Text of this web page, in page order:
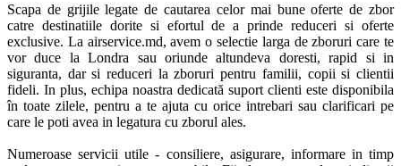
Scapa de grijile legate de cautarea celor mai bune oferte de zbor
catre destinatiile dorite si efortul de a prinde reduceri si oferte
exclusive. La airservice.md, avem o selectie larga de zboruri care te
vor duce la Londra sau oriunde altundeva doresti, rapid si in
siguranta, dar si reduceri la zboruri pentru familii, copii si clientii
fideli. In plus, echipa noastra dedicată suport clienti este disponibila
în toate zilele, pentru a te ajuta cu orice intrebari sau clarificari pe
care le poti avea in legatura cu zborul ales.
Numeroase servicii utile - consiliere, asigurare, informare in timp